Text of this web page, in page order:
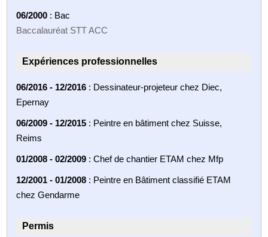
06/2000 : Bac
Baccalauréat STT ACC
Expériences professionnelles
06/2016 - 12/2016 : Dessinateur-projeteur chez Diec,
Epernay
06/2009 - 12/2015 : Peintre en bâtiment chez Suisse,
Reims
01/2008 - 02/2009 : Chef de chantier ETAM chez Mfp
12/2001 - 01/2008 : Peintre en Bâtiment classifié ETAM
chez Gendarme
Permis